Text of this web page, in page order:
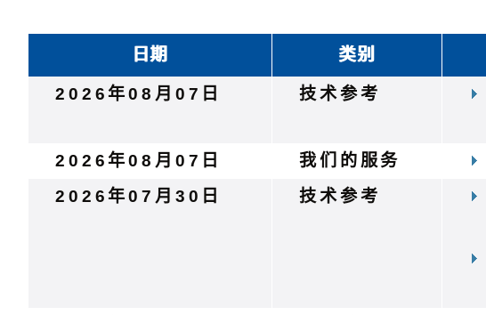
日期 类别
2026年08月07日 技术参考
2026年08月07日
我们的服务
2026年07月30日
技术参考